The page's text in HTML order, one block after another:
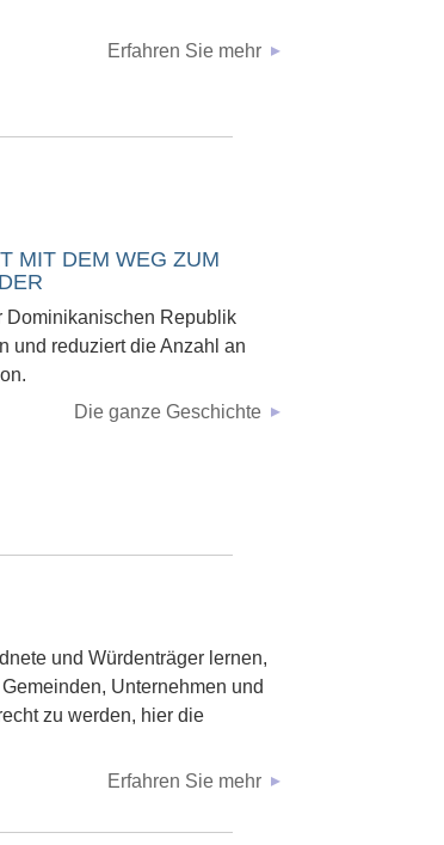
Erfahren Sie mehr
MIT DEM WEG ZUM
Dominikanischen Republik
und reduziert die Anzahl an
Die ganze Geschichte
und Würdenträger lernen,
Unternehmen und
zu werden, hier die
Erfahren Sie mehr